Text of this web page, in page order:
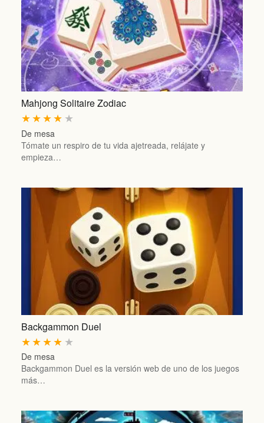
Mahjong Solitaire Zodiac
★
★
★
★
★
De mesa
Tómate un respiro de tu vida ajetreada, relájate y
empieza…
Backgammon Duel
★
★
★
★
★
De mesa
Backgammon Duel es la versión web de uno de los juegos
más…